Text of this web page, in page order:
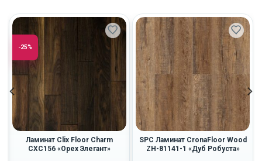
-25%
Ламинат Clix Floor Charm
CXC156 «Орех Элегант»
SPC Ламинат CronaFloor Wood
ZH-81141-1 «Дуб Робуста»